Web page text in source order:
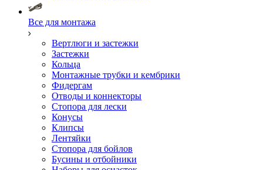
Все для монтажа
Вертлюги и застежки
Застежки
Кольца
Монтажные трубки и кембрики
Фидергам
Отводы и коннекторы
Стопора для лески
Конусы
Клипсы
Лентяйки
Стопора для бойлов
Бусины и отбойники